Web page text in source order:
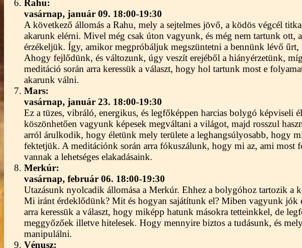
Rahu:
vasárnap, január 09. 18:00-19:30
A következő állomás a Rahu, mely a sejtelmes jövő, a ködös végcél
akarunk elérni. Mivel még csak úton vagyunk, és még nem tartunk ott,
érzékeljük. Így, amikor megpróbáljuk megszüntetni a bennünk lévő űrt,
Ahogy fejlődünk, és változunk, úgy veszít erejéből a hiányérzetünk,
meditáció során arra keressük a választ, hogy hol tartunk most e
akarunk válni.
Mars:
vasárnap, január 23. 18:00-19:30
Ez a tüzes, vibráló, energikus, és legfőképpen harcias bolygó képviseli
köszönhetően vagyunk képesek megváltani a világot, majd rosszul
arról árulkodik, hogy életünk mely területe a leghangsúlyosabb, hogy
fektetjük. A meditációnk során arra fókuszálunk, hogy mi az, ami
vannak a lehetséges elakadásaink.
Merkúr:
vasárnap, február 06. 18:00-19:30
Utazásunk nyolcadik állomása a Merkúr. Ehhez a bolygóhoz tartozik a
Mi iránt érdeklődünk? Mit és hogyan sajátítunk el? Miben vagyunk jók
arra keressük a választ, hogy miképp hatunk másokra tetteinkkel, de
meggyőzőek illetve hitelesek. Hogy mennyire biztos a tudásunk, és
manipulálni.
Vénusz: